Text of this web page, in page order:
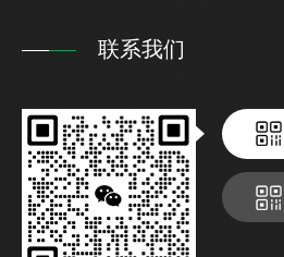
联系我们